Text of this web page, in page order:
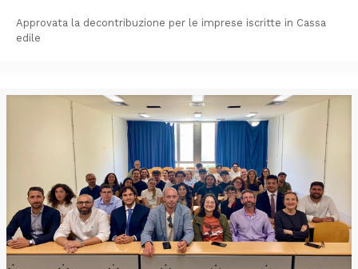
Approvata la decontribuzione per le imprese iscritte in Cassa
edile